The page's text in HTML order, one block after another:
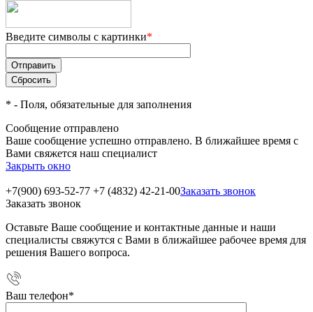
Введите символы с картинки*
* - Поля, обязательные для заполнения
Сообщение отправлено
Ваше сообщение успешно отправлено. В ближайшее время с
Вами свяжется наш специалист
Закрыть окно
+7(900) 693-52-77 +7 (4832) 42-21-00Заказать звонок
Заказать звонок
Оставьте Ваше сообщение и контактные данные и наши
специалисты свяжутся с Вами в ближайшее рабочее время для
решения Вашего вопроса.
Ваш телефон*